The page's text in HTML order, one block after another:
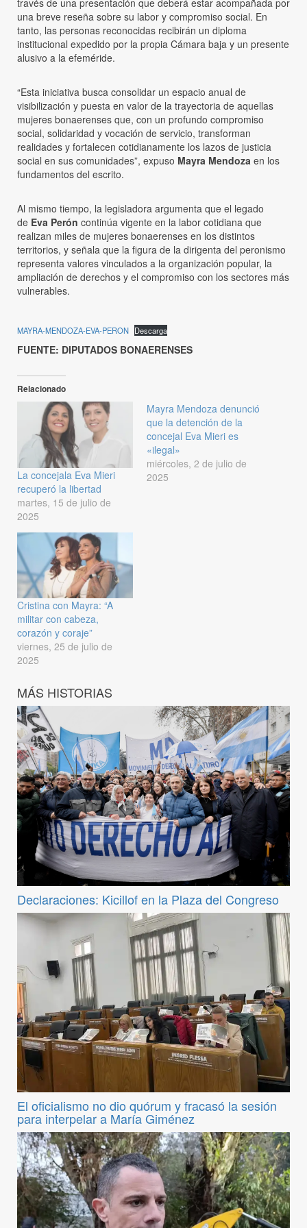
través de una presentación que deberá estar acompañada por
una breve reseña sobre su labor y compromiso social. En
tanto, las personas reconocidas recibirán un diploma
institucional expedido por la propia Cámara baja y un presente
alusivo a la efeméride.
“Esta iniciativa busca consolidar un espacio anual de
visibilización y puesta en valor de la trayectoria de aquellas
mujeres bonaerenses que, con un profundo compromiso
social, solidaridad y vocación de servicio, transforman
realidades y fortalecen cotidianamente los lazos de justicia
social en sus comunidades”, expuso Mayra Mendoza en los
fundamentos del escrito.
Al mismo tiempo, la legisladora argumenta que el legado
de Eva Perón continúa vigente en la labor cotidiana que
realizan miles de mujeres bonaerenses en los distintos
territorios, y señala que la figura de la dirigenta del peronismo
representa valores vinculados a la organización popular, la
ampliación de derechos y el compromiso con los sectores más
vulnerables.
MAYRA-MENDOZA-EVA-PERON Descarga
FUENTE: DIPUTADOS BONAERENSES
Relacionado
La concejala Eva Mieri
recuperó la libertad
martes, 15 de julio de
2025
Mayra Mendoza denunció
que la detención de la
concejal Eva Mieri es
«ilegal»
miércoles, 2 de julio de
2025
Cristina con Mayra: “A
militar con cabeza,
corazón y coraje”
viernes, 25 de julio de
2025
MÁS HISTORIAS
Declaraciones: Kicillof en la Plaza del Congreso
El oficialismo no dio quórum y fracasó la sesión
para interpelar a María Giménez